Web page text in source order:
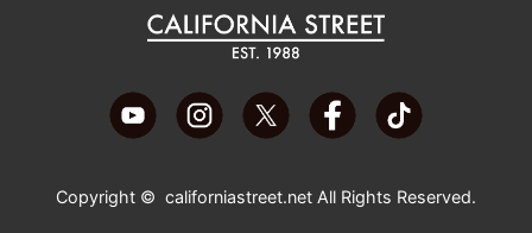
Copyright © californiastreet.net All Rights Reserved.